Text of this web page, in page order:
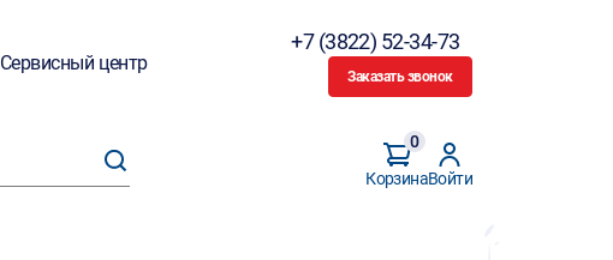
Сервисный центр
+7 (3822) 52-34-73
Заказать звонок
Корзина
0
Войти